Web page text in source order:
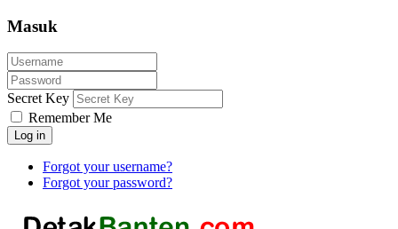
Masuk
Secret Key
Remember Me
Log in
Forgot your username?
Forgot your password?